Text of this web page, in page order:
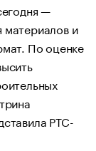
—
материалов и
По оценке
РТС-